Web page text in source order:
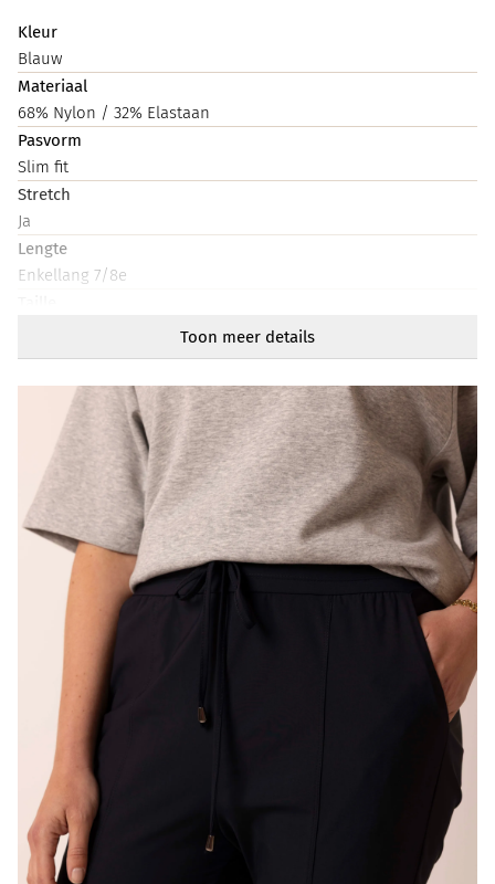
Kleur
Blauw
Materiaal
68% Nylon / 32% Elastaan
Pasvorm
Slim fit
Stretch
Ja
Lengte
Enkellang 7/8e
Zakken
Ja
Artikelnummer
218684-499
Toon meer details